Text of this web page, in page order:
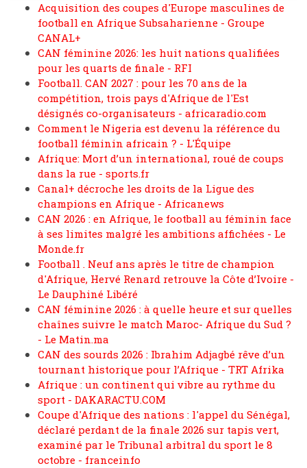
Acquisition des coupes d'Europe masculines de
football en Afrique Subsaharienne - Groupe
CANAL+
CAN féminine 2026: les huit nations qualifiées
pour les quarts de finale - RFI
Football. CAN 2027 : pour les 70 ans de la
compétition, trois pays d'Afrique de l'Est
désignés co-organisateurs - africaradio.com
Comment le Nigeria est devenu la référence du
football féminin africain ? - L'Équipe
Afrique: Mort d’un international, roué de coups
dans la rue - sports.fr
Canal+ décroche les droits de la Ligue des
champions en Afrique - Africanews
CAN 2026 : en Afrique, le football au féminin face
à ses limites malgré les ambitions affichées - Le
Monde.fr
Football . Neuf ans après le titre de champion
d'Afrique, Hervé Renard retrouve la Côte d’Ivoire -
Le Dauphiné Libéré
CAN féminine 2026 : à quelle heure et sur quelles
chaînes suivre le match Maroc- Afrique du Sud ?
- Le Matin.ma
CAN des sourds 2026 : Ibrahim Adjagbé rêve d’un
tournant historique pour l’Afrique - TRT Afrika
Afrique : un continent qui vibre au rythme du
sport - DAKARACTU.COM
Coupe d'Afrique des nations : l'appel du Sénégal,
déclaré perdant de la finale 2026 sur tapis vert,
examiné par le Tribunal arbitral du sport le 8
octobre - franceinfo